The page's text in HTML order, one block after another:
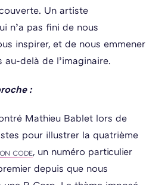
Un artiste
n’a pas fini de nous
inspirer, et de nous emmener
au-delà de l’imaginaire.
:
Mathieu Bablet lors de
pour illustrer la quatrième
CODE, un numéro particulier
depuis que nous